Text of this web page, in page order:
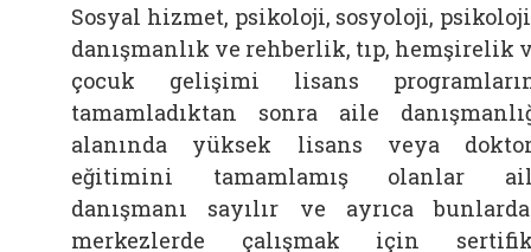
Sosyal hizmet, psikoloji, sosyoloji,
danışmanlık ve rehberlik, tıp, hemşirelik
çocuk gelişimi lisans
tamamladıktan sonra aile
alanında yüksek lisans veya
eğitimini tamamlamış olanlar
danışmanı sayılır ve ayrıca
merkezlerde çalışmak için